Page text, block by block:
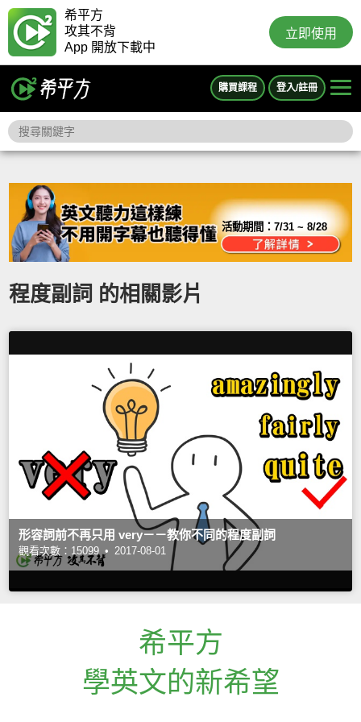
希平方
攻其不背
App 開放下載中
立即使用
購買課程 登入/註冊
活動期間：7/31 ~ 8/28
程度副詞 的相關影片
形容詞前不再只用 very－－教你不同的程度副詞
觀看次數：15099 • 2017-08-01
希平方
學英文的新希望